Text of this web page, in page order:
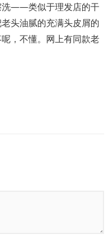
洗——类似于理发店的干
头油腻的充满头皮屑的
，不懂。网上有同款老